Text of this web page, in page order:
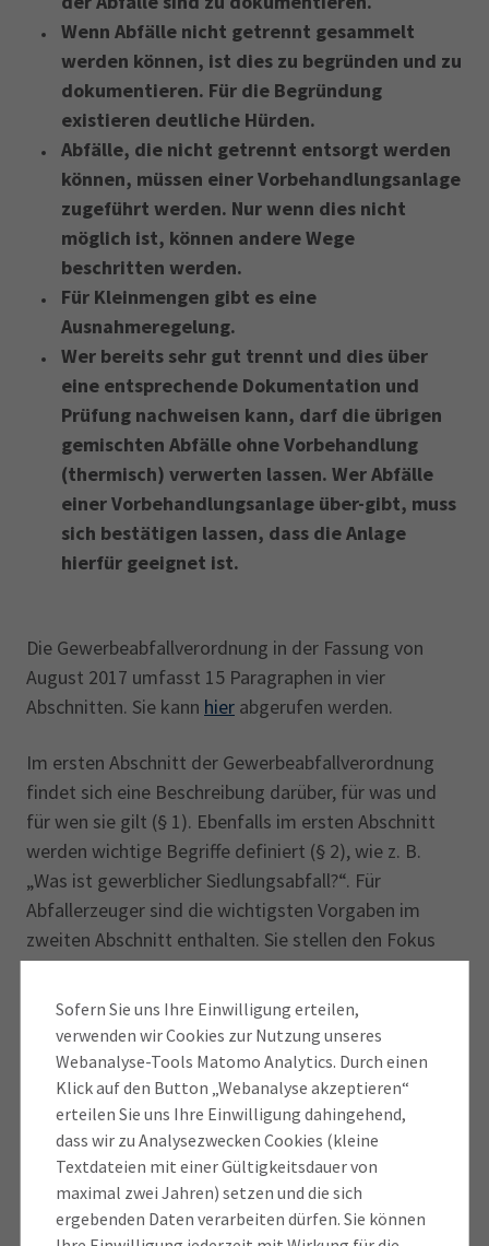
Sofern Sie uns Ihre Einwilligung erteilen,
verwenden wir Cookies zur Nutzung unseres
Webanalyse-Tools Matomo Analytics. Durch einen
Klick auf den Button „Webanalyse akzeptieren“
erteilen Sie uns Ihre Einwilligung dahingehend,
dass wir zu Analysezwecken Cookies (kleine
Textdateien mit einer Gültigkeitsdauer von
maximal zwei Jahren) setzen und die sich
ergebenden Daten verarbeiten dürfen. Sie können
Wenn Abfälle nicht getrennt gesammelt
werden können, ist dies zu begründen und zu
dokumentieren. Für die Begründung
existieren deutliche Hürden.
Abfälle, die nicht getrennt entsorgt werden
können, müssen einer Vorbehandlungsanlage
zugeführt werden. Nur wenn dies nicht
möglich ist, können andere Wege
beschritten werden.
Für Kleinmengen gibt es eine
Ausnahmeregelung.
Wer bereits sehr gut trennt und dies über
eine entsprechende Dokumentation und
Prüfung nachweisen kann, darf die übrigen
gemischten Abfälle ohne Vorbehandlung
(thermisch) verwerten lassen. Wer Abfälle
einer Vorbehandlungsanlage über-gibt, muss
sich bestätigen lassen, dass die Anlage
hierfür geeignet ist.
Die Gewerbeabfallverordnung in der Fassung von
August 2017 umfasst 15 Paragraphen in vier
Abschnitten. Sie kann hier abgerufen werden.
Im ersten Abschnitt der Gewerbeabfallverordnung
findet sich eine Beschreibung darüber, für was und
für wen sie gilt (§ 1). Ebenfalls im ersten Abschnitt
werden wichtige Begriffe definiert (§ 2), wie z. B.
„Was ist gewerblicher Siedlungsabfall?“. Für
Abfallerzeuger sind die wichtigsten Vorgaben im
zweiten Abschnitt enthalten. Sie stellen den Fokus
dieses Leitfadens dar. Die Kernaussagen der
Gewerbeabfallverordnung sind – vereinfacht
dargestellt im blauen Kasten oben.
Der zweite Abschnitt der Verordnung umfasst die §§
3-7 mit Vorgaben für die getrennte Sammlung von
Siedlungsabfällen und zur Vorbehandlung von
Siedlungsabfällen, die nicht getrennt werden können,
sowie eine Ausnahmeregelung für Kleinmengen.